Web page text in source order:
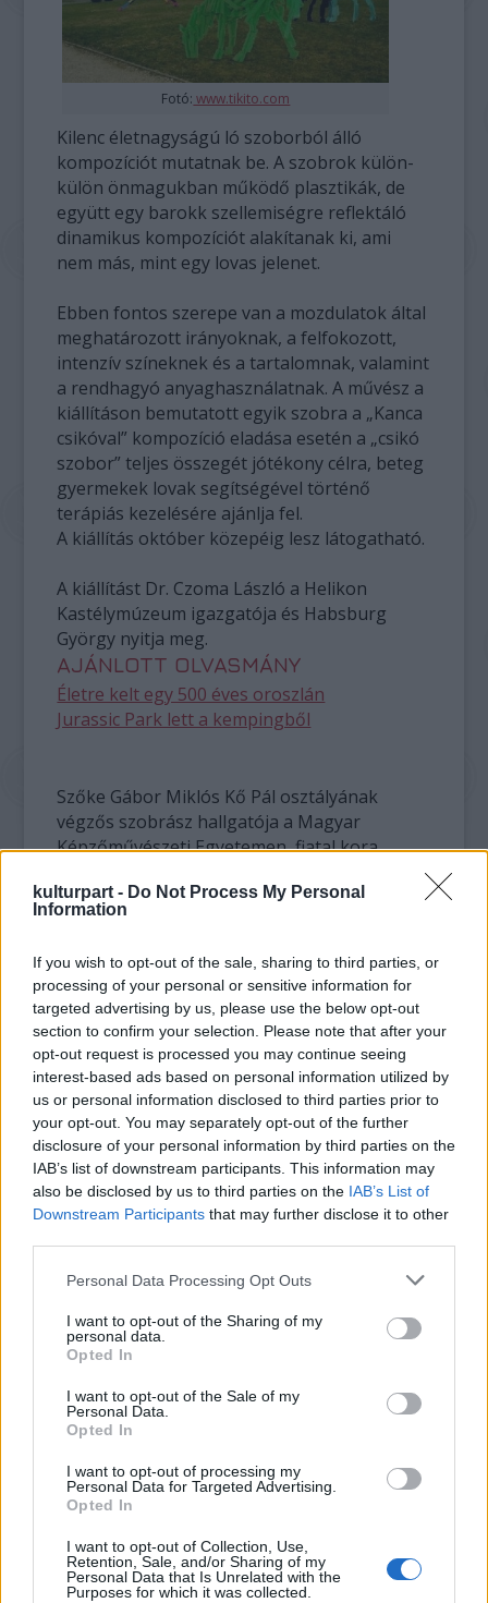
kulturpart - Do Not Process My Personal
Information
If you wish to opt-out of the sale, sharing to third parties, or
processing of your personal or sensitive information for
targeted advertising by us, please use the below opt-out
section to confirm your selection. Please note that after your
opt-out request is processed you may continue seeing
interest-based ads based on personal information utilized by
us or personal information disclosed to third parties prior to
your opt-out. You may separately opt-out of the further
disclosure of your personal information by third parties on the
IAB’s list of downstream participants. This information may
also be disclosed by us to third parties on the IAB’s List of
Downstream Participants that may further disclose it to other
Please note that this website/app uses one or more Google
not limited to your visit or usage behaviour. You may click to
grant or deny consent to Google and its third-party tags to
use your data for below specified purposes in below Google
consent section.
Personal Data Processing Opt Outs
I want to opt-out of the Sharing of my
personal data.
Opted In
I want to opt-out of the Sale of my
Personal Data.
Opted In
I want to opt-out of processing my
Personal Data for Targeted Advertising.
Opted In
I want to opt-out of Collection, Use,
Retention, Sale, and/or Sharing of my
Personal Data that Is Unrelated with the
Purposes for which it was collected.
Fotó: www.tikito.com
Kilenc életnagyságú ló szoborból álló
kompozíciót mutatnak be. A szobrok külön-
külön önmagukban működő plasztikák, de
együtt egy barokk szellemiségre reflektáló
dinamikus kompozíciót alakítanak ki, ami
nem más, mint egy lovas jelenet.
Ebben fontos szerepe van a mozdulatok által
meghatározott irányoknak, a felfokozott,
intenzív színeknek és a tartalomnak, valamint
a rendhagyó anyaghasználatnak. A művész a
kiállításon bemutatott egyik szobra a „Kanca
csikóval” kompozíció eladása esetén a „csikó
szobor” teljes összegét jótékony célra, beteg
gyermekek lovak segítségével történő
terápiás kezelésére ajánlja fel.
A kiállítás október közepéig lesz látogatható.
A kiállítást Dr. Czoma László a Helikon
Kastélymúzeum igazgatója és Habsburg
György nyitja meg.
AJÁNLOTT OLVASMÁNY
Életre kelt egy 500 éves oroszlán
Jurassic Park lett a kempingből
Szőke Gábor Miklós Kő Pál osztályának
végzős szobrász hallgatója a Magyar
Képzőművészeti Egyetemen, fiatal kora
szobrászati szcénának. Számos, nívós díjban
részesült már, többek között magáénak
Ifjúsági Művészeti Fesztivál I. díját, 2004-ből a
Géniusz-Európa díjat és a Kerényi Pályázat I.
díját. 2008-ban az Amadeus Alkotói ösztöndíj
nyertese lett.
Az egyre szélesebb körű érdeklődést jól
példázza, hogy rendhagyó (deszka)állatai a
budapesti Fővárosi Állat- és Növénykertben
is helyett kaptak.
Vörös bika szobrának performance jellegű
építése a Falk Miksa utcában a Ferenczi
Galéria megnyitójának fő eseménye volt.
Jelenleg az Epres Kertben áll több más nagy
együtt.
A „Fekete ló” szobra a Nemzeti Vágta